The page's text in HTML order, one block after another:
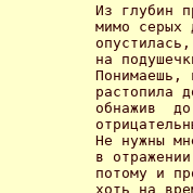
Из глубин
мимо серых
на
растопила
обнажив
Не нужны
в
потому и
хоть на